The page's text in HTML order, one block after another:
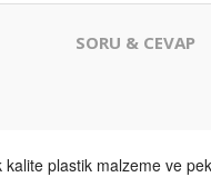
SORU & CEVAP
plastik malzeme ve pek